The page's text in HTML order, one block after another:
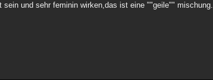
und sehr feminin wirken,das ist eine ""geile"" mischung.